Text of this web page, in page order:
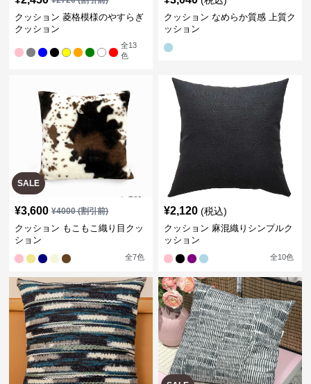
クッション 菱格模様のやすらぎ
クッション
全13
色
クッション なめらか質感 上質ク
ッション
SALE
¥3,600 ¥4000(割引前)
クッション もこもこ織り目クッ
ション
全7色
¥2,120 (税込)
クッション 麻混織りシンプルク
ッション
全10色